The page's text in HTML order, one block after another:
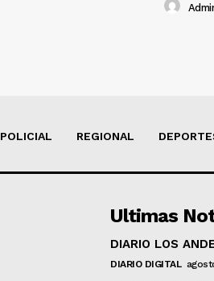
POLICIAL REGIONAL
Ultimas
DIARIO LOS
DIARIO DIGITAL